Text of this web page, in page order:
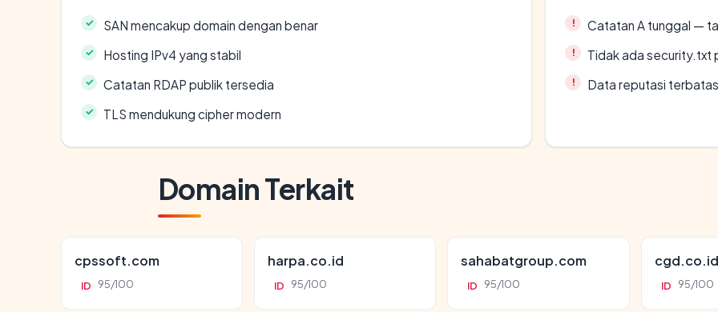
SAN mencakup domain dengan benar
Hosting IPv4 yang stabil
Catatan RDAP publik tersedia
TLS mendukung cipher modern
Catatan A tunggal —
Tidak ada security.txt
Data reputasi
Domain Terkait
cpssoft.com
ID 95/100
harpa.co.id
ID 95/100
sahabatgroup.com
ID 95/100
cgd.co.id
ID 95/100